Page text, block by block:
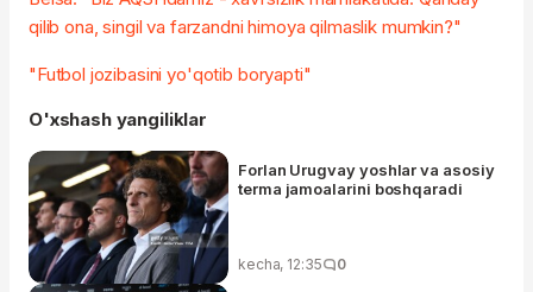
qilib ona, singil va farzandni himoya qilmaslik mumkin?"
"Futbol jozibasini yo'qotib boryapti"
O'xshash yangiliklar
Forlan Urugvay yoshlar va asosiy
terma jamoalarini boshqaradi
kecha, 12:35 0